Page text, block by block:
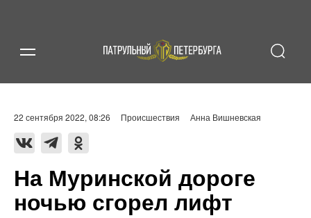
22 сентября 2022, 08:26 Происшествия Анна Вишневская
На Муринской дороге
ночью сгорел лифт